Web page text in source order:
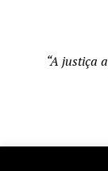
“A justiça